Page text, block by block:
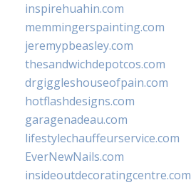
inspirehuahin.com
memmingerspainting.com
jeremypbeasley.com
thesandwichdepotcos.com
drgiggleshouseofpain.com
hotflashdesigns.com
garagenadeau.com
lifestylechauffeurservice.com
EverNewNails.com
insideoutdecoratingcentre.com